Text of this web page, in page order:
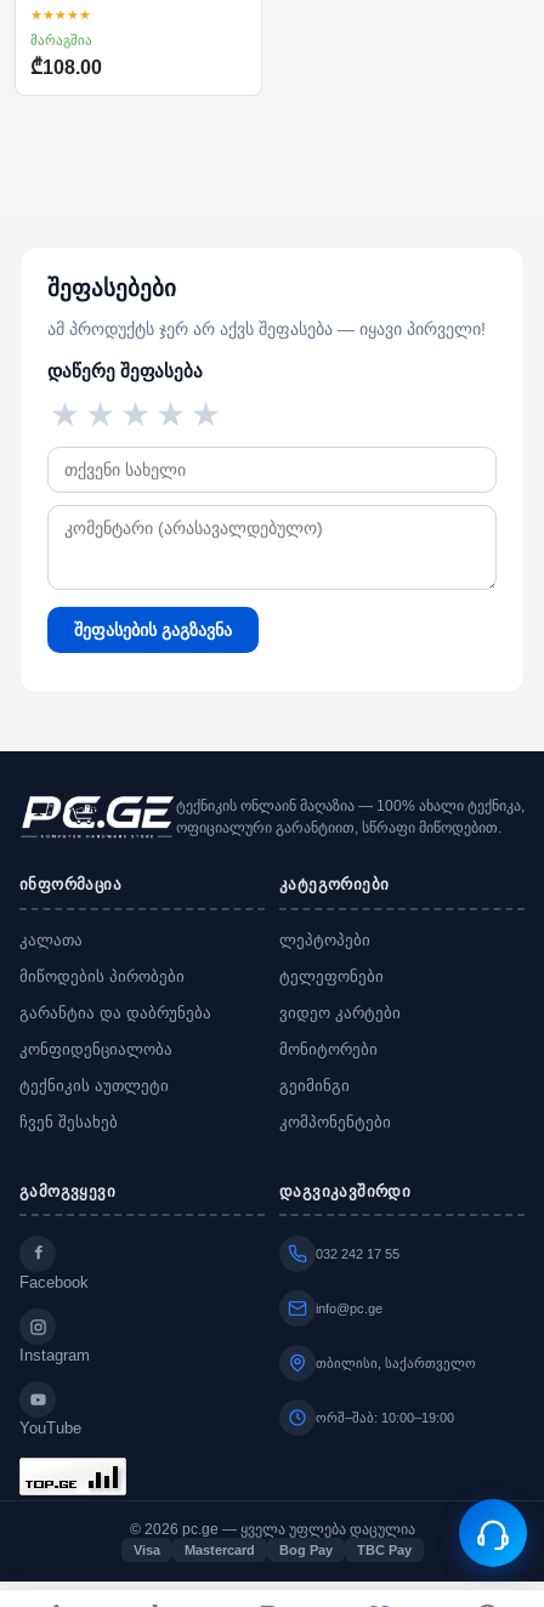
★★★★★
მარაგშია
₾108.00
შეფასებები
ამ პროდუქტს ჯერ არ აქვს შეფასება — იყავი პირველი!
დაწერე შეფასება
★
★
★
★
★
შეფასების გაგზავნა
ტექნიკის ონლაინ მაღაზია — 100% ახალი ტექნიკა,
ოფიციალური გარანტიით, სწრაფი მიწოდებით.
ინფორმაცია
კალათა
მიწოდების პირობები
გარანტია და დაბრუნება
კონფიდენციალობა
ტექნიკის აუთლეტი
ჩვენ შესახებ
კატეგორიები
ლეპტოპები
ტელეფონები
ვიდეო კარტები
მონიტორები
გეიმინგი
კომპონენტები
გამოგვყევი
Facebook
Instagram
YouTube
დაგვიკავშირდი
032 242 17 55
info@pc.ge
თბილისი, საქართველო
ორშ–შაბ: 10:00–19:00
© 2026 pc.ge — ყველა უფლება დაცულია
Visa Mastercard Bog Pay TBC Pay